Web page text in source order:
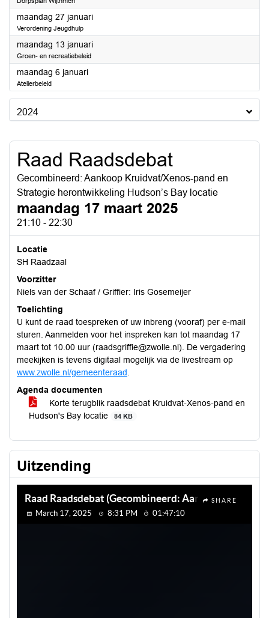
maandag 27 januari2025
Verordening Jeugdhulp
maandag 13 januari2025
Groen- en recreatiebeleid
maandag 6 januari2025
Atelierbeleid
2024
Raad Raadsdebat
Gecombineerd: Aankoop Kruidvat/Xenos-pand en
Strategie herontwikkeling Hudson’s Bay locatie
maandag 17 maart 2025
21:10 - 22:30
Locatie
SH Raadzaal
Voorzitter
Niels van der Schaaf / Griffier: Iris Gosemeijer
Toelichting
U kunt de raad toespreken of uw inbreng (vooraf) per e-mail
sturen. Aanmelden voor het inspreken kan tot maandag 17
maart tot 10.00 uur (raadsgriffie@zwolle.nl). De vergadering
meekijken is tevens digitaal mogelijk via de livestream op
www.zwolle.nl/gemeenteraad
Agenda documenten
Korte terugblik raadsdebat Kruidvat-Xenos-pand en
Hudson's Bay locatie
84 KB
Uitzending